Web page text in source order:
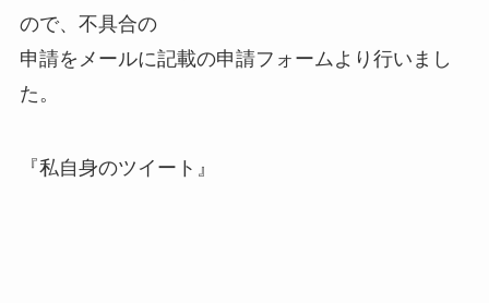
ので、不具合の
申請をメールに記載の申請フォームより行いまし
た。
『私自身のツイート』